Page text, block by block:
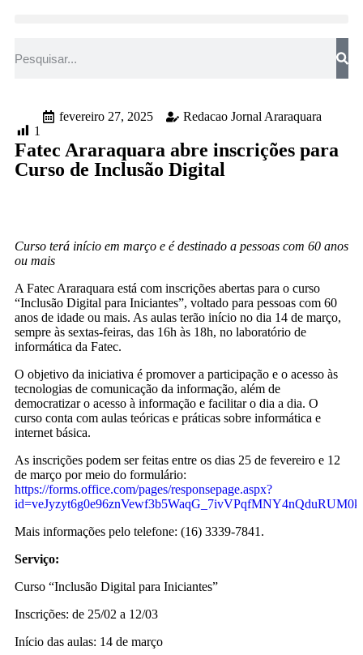
fevereiro 27, 2025
Redacao Jornal Araraquara
1
Fatec Araraquara abre inscrições para
Curso de Inclusão Digital
Curso terá início em março e é destinado a pessoas com 60 anos
ou mais
A Fatec Araraquara está com inscrições abertas para o curso
“Inclusão Digital para Iniciantes”, voltado para pessoas com 60
anos de idade ou mais. As aulas terão início no dia 14 de março,
sempre às sextas-feiras, das 16h às 18h, no laboratório de
informática da Fatec.
O objetivo da iniciativa é promover a participação e o acesso às
tecnologias de comunicação da informação, além de
democratizar o acesso à informação e facilitar o dia a dia. O
curso conta com aulas teóricas e práticas sobre informática e
internet básica.
As inscrições podem ser feitas entre os dias 25 de fevereiro e 12
de março por meio do formulário:
https://forms.office.com/pages/responsepage.aspx?
Mais informações pelo telefone: (16) 3339-7841.
Serviço:
Curso “Inclusão Digital para Iniciantes”
Inscrições: de 25/02 a 12/03
Início das aulas: 14 de março